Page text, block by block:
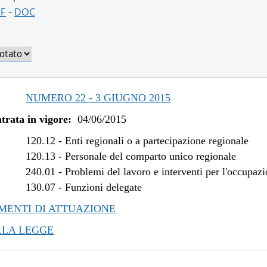
al 14/12/2016
al 12/11/2015
- DOC
NUMERO 22 - 3 GIUGNO 2015
in vigore: 04/06/2015
120.12 -Enti regionali o a partecipazione regionale
120.13 -Personale del comparto unico regionale
240.01 -Problemi del lavoro e interventi per
130.07 -Funzioni delegate
DI ATTUAZIONE
LEGGE